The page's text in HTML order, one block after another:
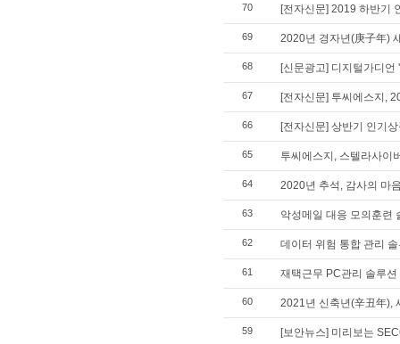
70 [전자신문] 2019 하반기
69 2020년 경자년(庚子年)
68 [신문광고] 디지털가디언
67 [전자신문] 투씨에스지,
66 [전자신문] 상반기 인기
65 투씨에스지, 스텔라사이
64 2020년 추석, 감사의 마
63 악성메일 대응 모의훈련
62 데이터 위험 통합 관리
61 재택근무 PC관리 솔루
60 2021년 신축년(辛丑年),
59 [보안뉴스] 미리보는